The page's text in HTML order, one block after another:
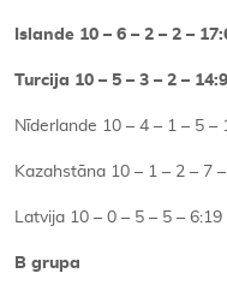
Islande 10 – 6 – 2 – 2 –
Turcija 10 – 5 – 3 – 2 –
Nīderlande 10 – 4 – 1 – 5 –
Kazahstāna 10 – 1 – 2 – 7
Latvija 10 – 0 – 5 – 5 – 6:19
B grupa